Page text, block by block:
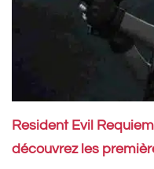
Resident Evil
découvrez les